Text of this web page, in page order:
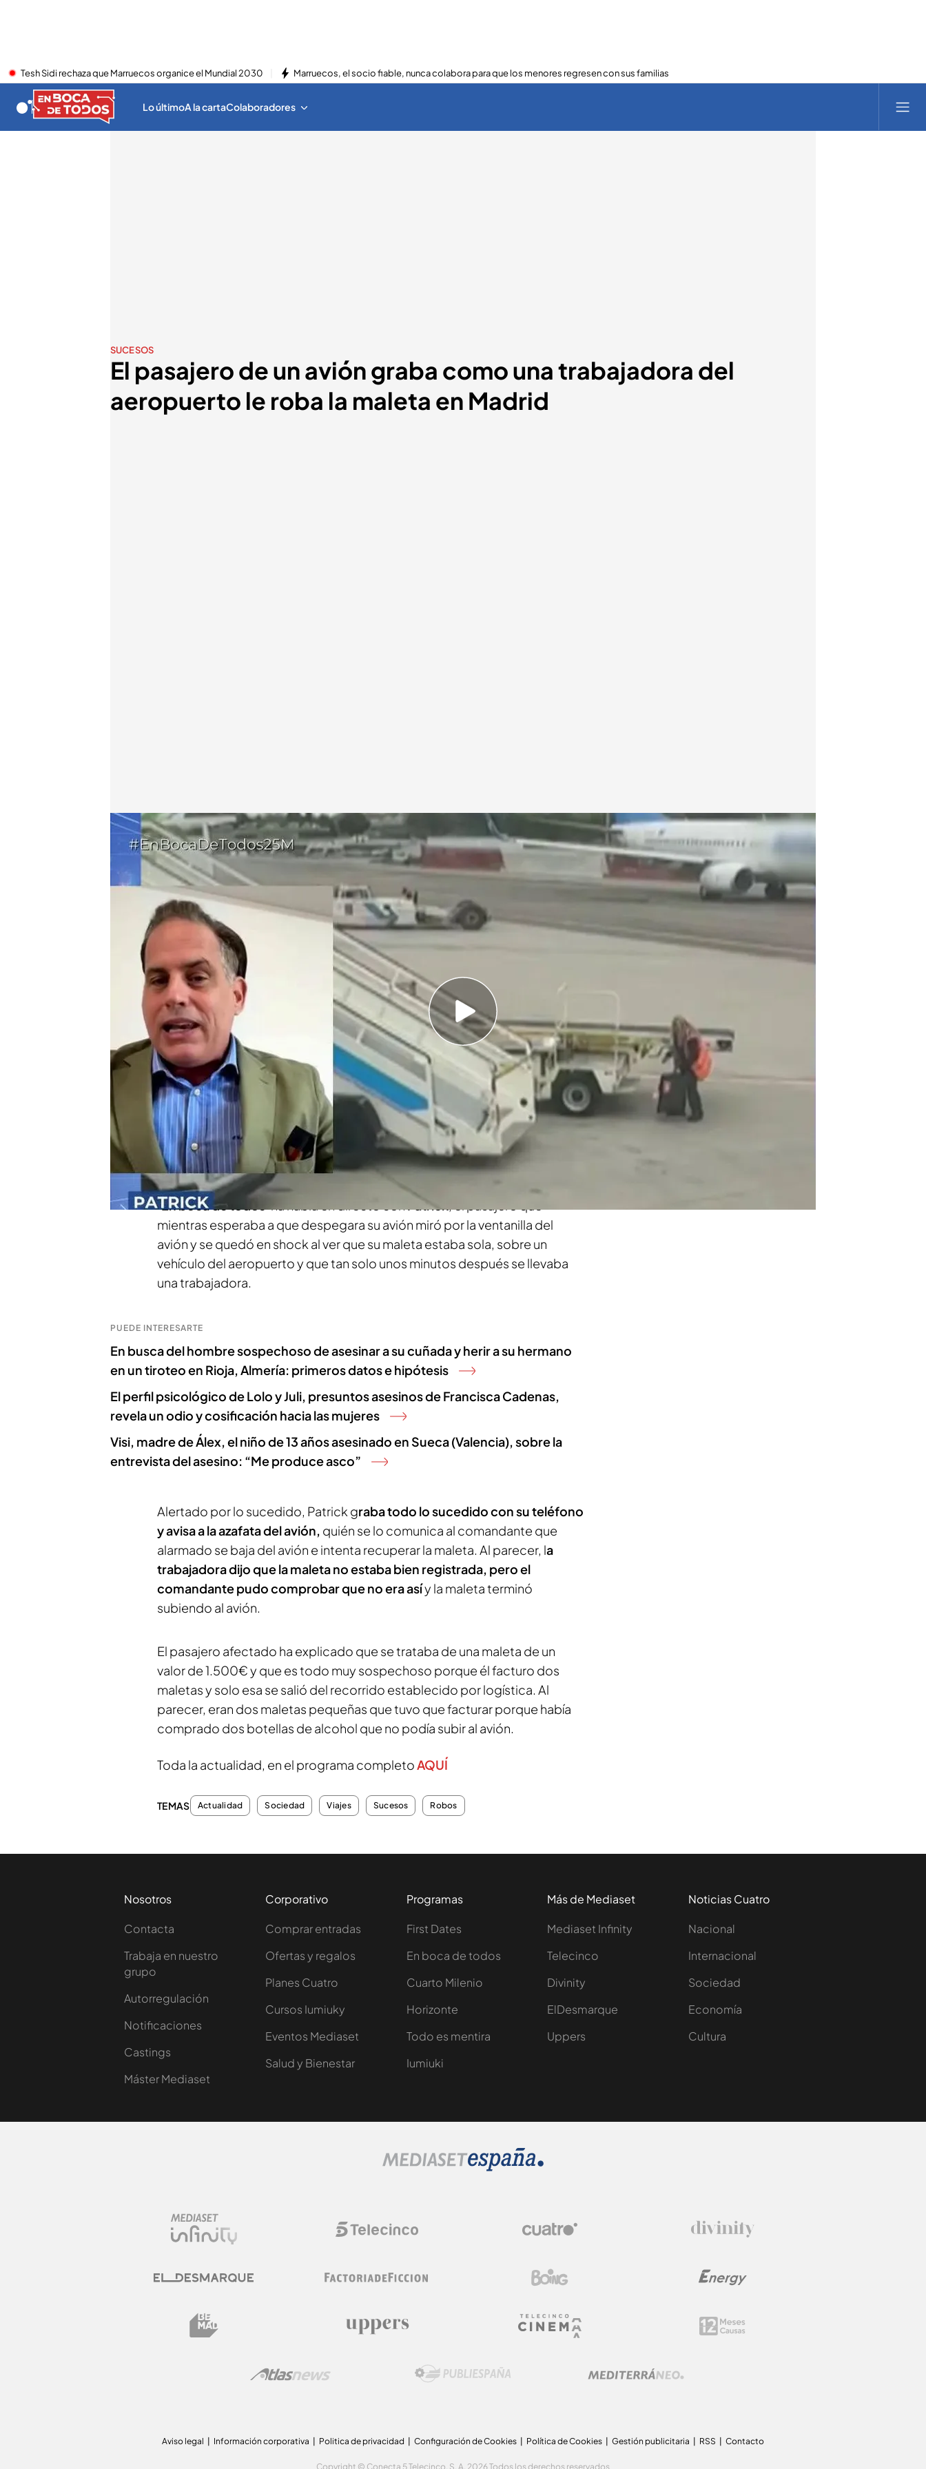
Tesh Sidi rechaza que Marruecos organice el Mundial 2030 Marruecos, el socio fiable, nunca colabora para que los menores regresen con sus familias
Lo últimoA la cartaColaboradores
SUCESOS
El pasajero de un avión graba como una trabajadora del
aeropuerto le roba la maleta en Madrid
Patrick, el pasajero afectado.cuatro.com
En boca de todos
25 MAR 2026 - 14:24h.
El pasajero dio la voz de alarma y el comandante se bajó
inmediatamente del avión para intentar recuperarla
Los presuntos asesinos de Francisca Cadenas en Hornachos (Badajoz)
son trasladados tras recibir una paliza en prisión
Compartir
Desde la ventanilla del avión, un pasajero graba como su maleta es
trasladada por la pista del
Aeropuerto Adolfo Suárez Madrid – Barajas
hasta que una
trabajadora la analiza durante unos minutos y decide
llevársela a su coche
. Se trata de una maleta con un valor de 1.500€
consiguió recuperar el comandante del vuelo.
‘En boca de todos Patrick
mientras esperaba a que despegara su avión miró por la ventanilla del
avión y se quedó en shock al ver que su maleta estaba sola, sobre un
vehículo del aeropuerto y que tan solo unos minutos después se llevaba
una trabajadora.
PUEDE INTERESARTE
En busca del hombre sospechoso de asesinar a su cuñada y herir a su hermano
en un tiroteo en Rioja, Almería: primeros datos e hipótesis
El perfil psicológico de Lolo y Juli, presuntos asesinos de Francisca Cadenas,
revela un odio y cosificación hacia las mujeres
Visi, madre de Álex, el niño de 13 años asesinado en Sueca (Valencia), sobre la
entrevista del asesino: “Me produce asco”
Alertado por lo sucedido, Patrick graba todo lo sucedido con su teléfono
y avisa a la azafata del avión, quién se lo comunica al comandante que
alarmado se baja del avión e intenta recuperar la maleta. Al parecer, la
trabajadora dijo que la maleta no estaba bien registrada, pero el
comandante pudo comprobar que no era asíy la maleta terminó
subiendo al avión.
El pasajero afectado ha explicado que se trataba de una maleta de un
valor de 1.500€ y que es todo muy sospechoso porque él facturo dos
maletas y solo esa se salió del recorrido establecido por logística. Al
parecer, eran dos maletas pequeñas que tuvo que facturar porque había
comprado dos botellas de alcohol que no podía subir al avión.
Toda la actualidad, en el programa completoAQUÍ
TEMAS Actualidad Sociedad Viajes Sucesos Robos
Nosotros
Contacta
Trabaja en nuestro
grupo
Autorregulación
Notificaciones
Castings
Máster Mediaset
Corporativo
Comprar entradas
Ofertas y regalos
Planes Cuatro
Cursos Iumiuky
Eventos Mediaset
Salud y Bienestar
Programas
First Dates
En boca de todos
Cuarto Milenio
Horizonte
Todo es mentira
Iumiuki
Más de Mediaset
Mediaset Infinity
Telecinco
Divinity
ElDesmarque
Uppers
Noticias Cuatro
Nacional
Internacional
Sociedad
Economía
Cultura
Aviso legal Información corporativa Politica de privacidad Configuración de Cookies Política de Cookies Gestión publicitaria RSS Contacto
Copyright © Conecta 5 Telecinco, S. A. 2026 Todos los derechos reservados